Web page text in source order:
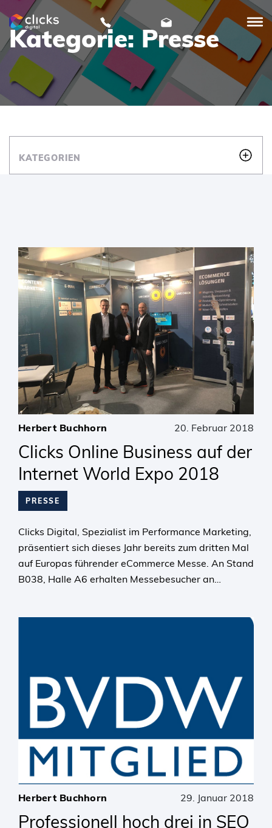
clicks
digital
Kategorie:Presse
KATEGORIEN
Herbert Buchhorn 20. Februar 2018
Clicks Online Business auf der
Internet World Expo 2018
PRESSE
Clicks Digital, Spezialist im Performance Marketing,
präsentiert sich dieses Jahr bereits zum dritten Mal
auf Europas führender eCommerce Messe. An Stand
B038, Halle A6 erhalten Messebesucher an…
Herbert Buchhorn 29. Januar 2018
Professionell hoch drei in SEO